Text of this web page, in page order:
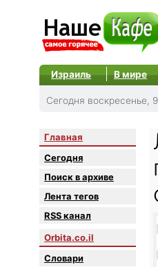
Израиль В мире
Сегодня воскресенье,
Главная
Сегодня
Поиск в архиве
Лента тегов
RSS канал
Orbita.co.il
Словари